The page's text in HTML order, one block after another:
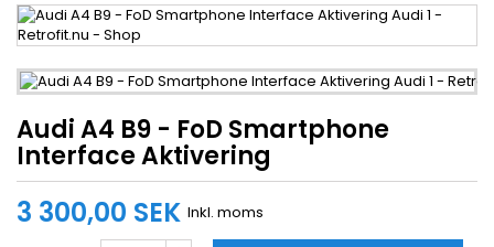
Audi A4 B9 - FoD Smartphone
Interface Aktivering
3 300,00 SEK Inkl. moms
((cancelText)) ((createText))